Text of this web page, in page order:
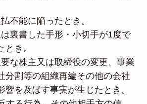
不能に陥ったとき。
裏書した手形・小切手が1度で
とき。
な株主又は取締役の変更、事業
分割等の組織再編その他の会社
響を及ぼす事実が生じたとき。